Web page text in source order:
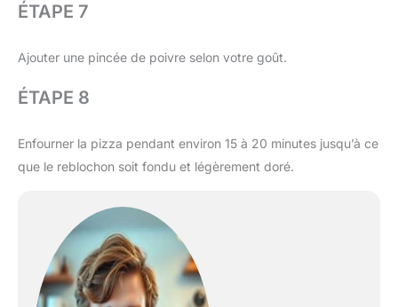
ÉTAPE 7
Ajouter une pincée de poivre selon votre goût.
ÉTAPE 8
Enfourner la pizza pendant environ 15 à 20 minutes jusqu’à ce
que le reblochon soit fondu et légèrement doré.